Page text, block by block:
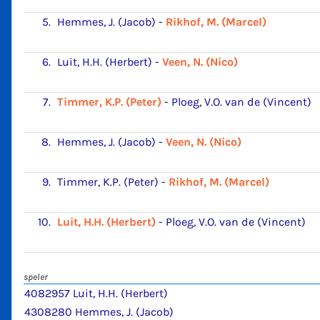
5. Hemmes, J. (Jacob) - Rikhof, M. (Marcel)
6. Luit, H.H. (Herbert) - Veen, N. (Nico)
7. Timmer, K.P. (Peter) - Ploeg, V.O. van de (Vincent)
8. Hemmes, J. (Jacob) - Veen, N. (Nico)
9. Timmer, K.P. (Peter) - Rikhof, M. (Marcel)
10. Luit, H.H. (Herbert) - Ploeg, V.O. van de (Vincent)
speler
4082957 Luit, H.H. (Herbert)
4308280 Hemmes, J. (Jacob)